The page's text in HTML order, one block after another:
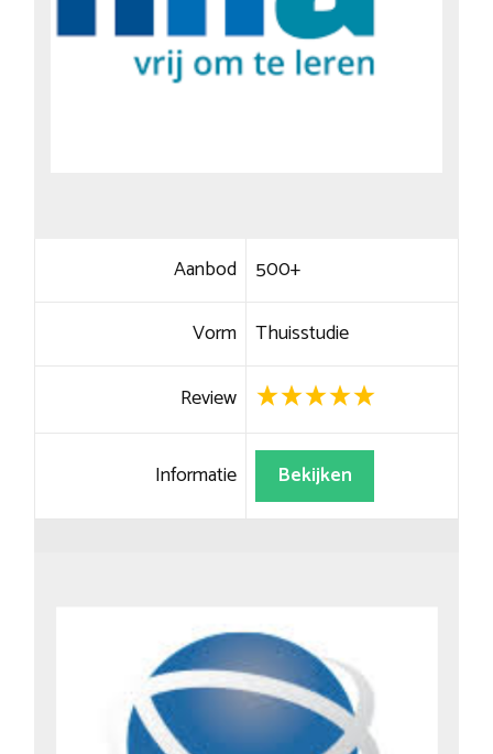
Aanbod 500+
Vorm Thuisstudie
Review
Informatie Bekijken